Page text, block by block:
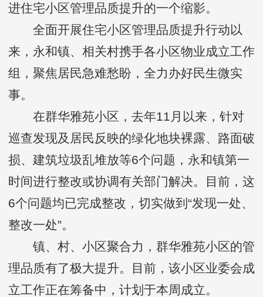
进住宅小区管理品质提升的一个缩影。
全面开展住宅小区管理品质提升行动以
来，永和镇、相关村携手各小区物业成立工作
组，聚焦居民急难愁盼，全力办好民生微实
事。
在群华雅苑小区，去年11月以来，针对
巡查发现及居民反映的绿化地块裸露、路面破
损、建筑垃圾乱堆放等6个问题，永和镇第一
时间进行整改或协调有关部门解决。目前，这
6个问题均已完成整改，切实做到“发现一处、
整改一处”。
镇、村、小区聚合力，群华雅苑小区的管
理品质有了极大提升。目前，该小区业委会成
立工作正在筹备中，计划于本周成立。